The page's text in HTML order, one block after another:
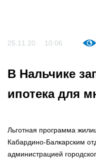
25.11.20 10:06
В Нальчике
ипотека для
Льготная программа
Кабардино-Балкарским
администрацией